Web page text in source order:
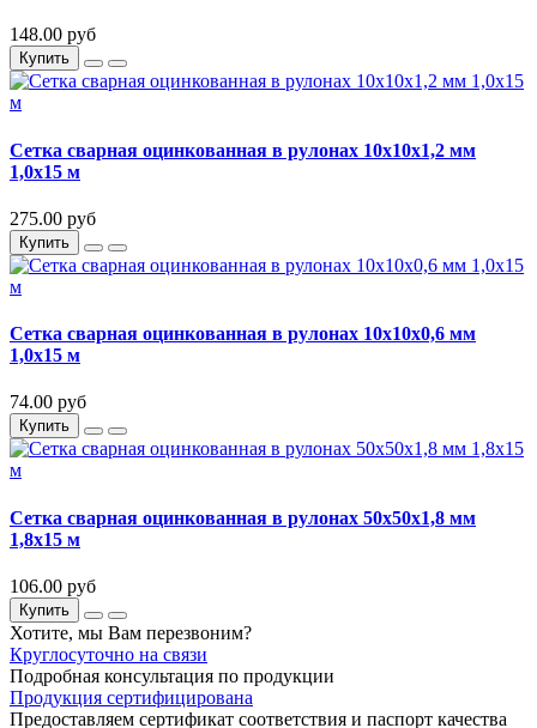
148.00 руб
Купить
Сетка сварная оцинкованная в рулонах 10х10х1,2 мм
1,0х15 м
275.00 руб
Купить
Сетка сварная оцинкованная в рулонах 10х10х0,6 мм
1,0х15 м
74.00 руб
Купить
Сетка сварная оцинкованная в рулонах 50х50х1,8 мм
1,8х15 м
106.00 руб
Купить
Хотите, мы Вам перезвоним?
Круглосуточно на связи
Подробная консультация по продукции
Продукция сертифицирована
Предоставляем сертификат соответствия и паспорт качества